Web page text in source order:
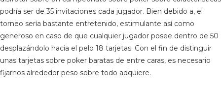
podrí­a ser de 35 invitaciones cada jugador. Bien debido a, el
torneo sería bastante entretenido, estimulante así­ como
generoso en caso de que cualquier jugador posee dentro de 50
desplazándolo hacia el pelo 18 tarjetas. Con el fin de distinguir
unas tarjetas sobre poker baratas de entre caras, es necesario
fijarnos alrededor peso sobre todo adquiere.